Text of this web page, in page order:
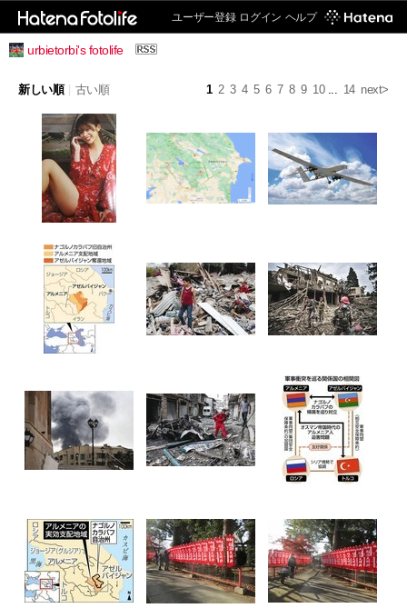
ユーザー登録 ログイン ヘルプ
urbietorbi's fotolife
1 2 3 4 5 6 7 8 9 10... 14 next>
新しい順 古い順